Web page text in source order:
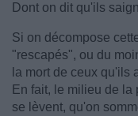
Dont on dit qu'ils
Si on décompose
"rescapés", ou du
la mort de ceux qu'ils
En fait, le milieu de la
se lèvent, qu'on